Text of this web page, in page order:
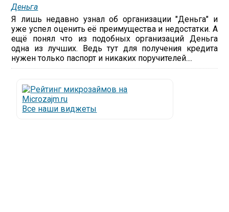
Деньга
Я лишь недавно узнал об организации "Деньга" и
уже успел оценить её преимущества и недостатки. А
ещё понял что из подобных организаций Деньга
одна из лучших. Ведь тут для получения кредита
нужен только паспорт и никаких поручителей....
Все наши виджеты